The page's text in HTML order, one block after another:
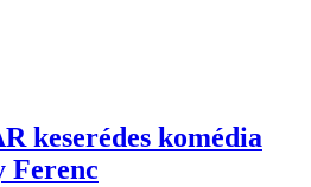
keserédes komédia